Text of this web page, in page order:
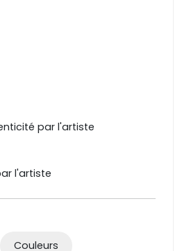
par l'artiste
l'artiste
Couleurs